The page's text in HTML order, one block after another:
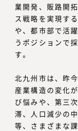
業開発、販路開
ス戦略を実現す
や、都市部で活
うポジションで
す。
北九州市は、昨
産業構造の変化
び悩みや、第三
滞、人口減少の
等、さまざまな